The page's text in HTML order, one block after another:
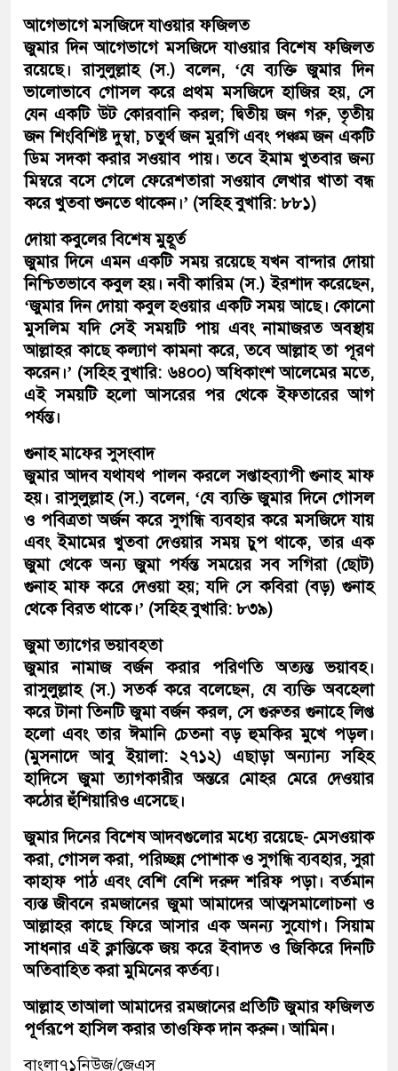
আগেভাগে মসজিদে যাওয়ার ফজিলত
জুমার দিন আগেভাগে মসজিদে যাওয়ার বিশেষ ফজিলত
রয়েছে। রাসুলুল্লাহ (স.) বলেন, ‘যে ব্যক্তি জুমার দিন
ভালোভাবে গোসল করে প্রথম মসজিদে হাজির হয়, সে
যেন একটি উট কোরবানি করল; দ্বিতীয় জন গরু, তৃতীয়
জন শিংবিশিষ্ট দুম্বা, চতুর্থ জন মুরগি এবং পঞ্চম জন একটি
ডিম সদকা করার সওয়াব পায়। তবে ইমাম খুতবার জন্য
মিম্বরে বসে গেলে ফেরেশতারা সওয়াব লেখার খাতা বন্ধ
করে খুতবা শুনতে থাকেন।’ (সহিহ বুখারি: ৮৮১)
দোয়া কবুলের বিশেষ মুহূর্ত
জুমার দিনে এমন একটি সময় রয়েছে যখন বান্দার দোয়া
নিশ্চিতভাবে কবুল হয়। নবী কারিম (স.) ইরশাদ করেছেন,
‘জুমার দিন দোয়া কবুল হওয়ার একটি সময় আছে। কোনো
মুসলিম যদি সেই সময়টি পায় এবং নামাজরত অবস্থায়
আল্লাহর কাছে কল্যাণ কামনা করে, তবে আল্লাহ তা পূরণ
করেন।’ (সহিহ বুখারি: ৬৪০০) অধিকাংশ আলেমের মতে,
এই সময়টি হলো আসরের পর থেকে ইফতারের আগ
পর্যন্ত।
গুনাহ মাফের সুসংবাদ
জুমার আদব যথাযথ পালন করলে সপ্তাহব্যাপী গুনাহ মাফ
হয়। রাসুলুল্লাহ (স.) বলেন, ‘যে ব্যক্তি জুমার দিনে গোসল
ও পবিত্রতা অর্জন করে সুগন্ধি ব্যবহার করে মসজিদে যায়
এবং ইমামের খুতবা দেওয়ার সময় চুপ থাকে, তার এক
জুমা থেকে অন্য জুমা পর্যন্ত সময়ের সব সগিরা (ছোট)
গুনাহ মাফ করে দেওয়া হয়; যদি সে কবিরা (বড়) গুনাহ
থেকে বিরত থাকে।’ (সহিহ বুখারি: ৮৩৯)
জুমা ত্যাগের ভয়াবহতা
জুমার নামাজ বর্জন করার পরিণতি অত্যন্ত ভয়াবহ।
রাসুলুল্লাহ (স.) সতর্ক করে বলেছেন, যে ব্যক্তি অবহেলা
করে টানা তিনটি জুমা বর্জন করল, সে গুরুতর গুনাহে লিপ্ত
হলো এবং তার ঈমানি চেতনা বড় হুমকির মুখে পড়ল।
(মুসনাদে আবু ইয়ালা: ২৭১২) এছাড়া অন্যান্য সহিহ
হাদিসে জুমা ত্যাগকারীর অন্তরে মোহর মেরে দেওয়ার
কঠোর হুঁশিয়ারিও এসেছে।
জুমার দিনের বিশেষ আদবগুলোর মধ্যে রয়েছে- মেসওয়াক
করা, গোসল করা, পরিচ্ছন্ন পোশাক ও সুগন্ধি ব্যবহার, সুরা
কাহাফ পাঠ এবং বেশি বেশি দরুদ শরিফ পড়া। বর্তমান
ব্যস্ত জীবনে রমজানের জুমা আমাদের আত্মসমালোচনা ও
আল্লাহর কাছে ফিরে আসার এক অনন্য সুযোগ। সিয়াম
সাধনার এই ক্লান্তিকে জয় করে ইবাদত ও জিকিরে দিনটি
অতিবাহিত করা মুমিনের কর্তব্য।
আল্লাহ তাআলা আমাদের রমজানের প্রতিটি জুমার ফজিলত
পূর্ণরূপে হাসিল করার তাওফিক দান করুন। আমিন।
বাংলা৭১নিউজ/জেএস